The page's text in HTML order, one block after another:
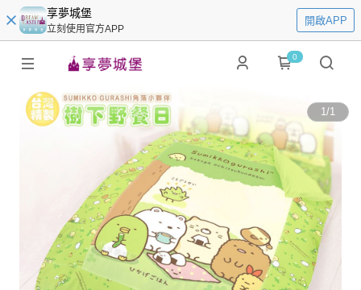
享夢城堡
立刻使用官方APP
開啟APP
0
1/1